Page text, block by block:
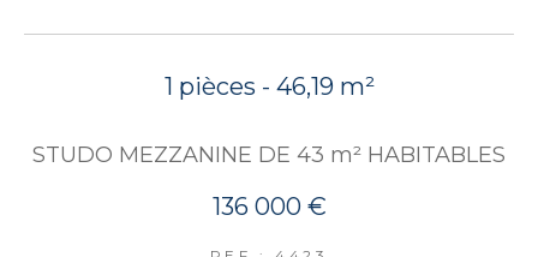
1 pièces - 46,19 m²
STUDO MEZZANINE DE 43 m² HABITABLES
136 000 €